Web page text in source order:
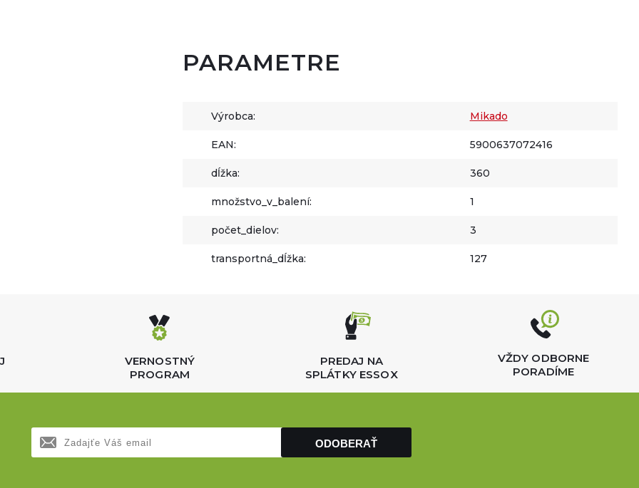
PARAMETRE
Výrobca: Mikado
EAN: 5900637072416
dĺžka: 360
množstvo_v_balení: 1
počet_dielov: 3
transportná_dĺžka: 127
VERNOSTNÝ
PROGRAM
PREDAJ NA
SPLÁTKY ESSOX
VŽDY ODBORNE
PORADÍME
ODOBERAŤ